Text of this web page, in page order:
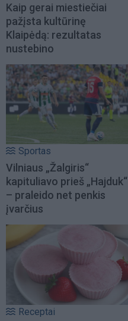
Kaip gerai miestiečiai
pažįsta kultūrinę
Klaipėdą: rezultatas
nustebino
Sportas
Vilniaus „Žalgiris“
kapituliavo prieš „Hajduk“
– praleido net penkis
įvarčius
Receptai